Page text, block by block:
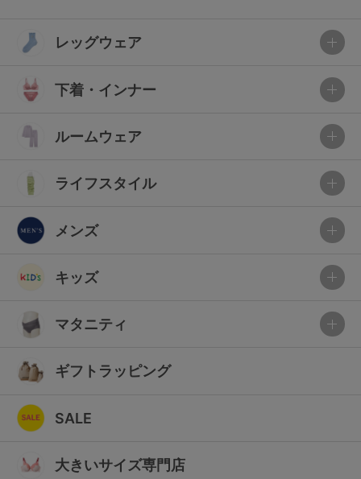
レッグウェア
下着・インナー
ルームウェア
ライフスタイル
メンズ
キッズ
マタニティ
ギフトラッピング
SALE
大きいサイズ専門店